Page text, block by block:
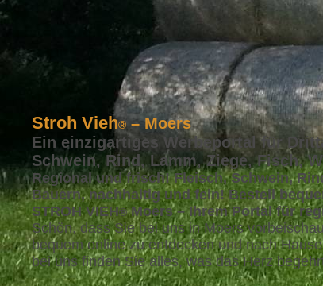
Stroh Vieh®– Moers
Ein einzigartiges Werbeportal für
Schwein, Rind, Lamm, Ziege, Fisch,
Regional und frisch! Fleisch, Schwein,
Bauern, nachhaltig und fein! Bestell
STROH VIEH®Moers – Ihrem Portal für
Schön, dass Sie bei uns in Moers
bequem online zu entdecken und nach
bei uns finden Sie alles, was das Herz